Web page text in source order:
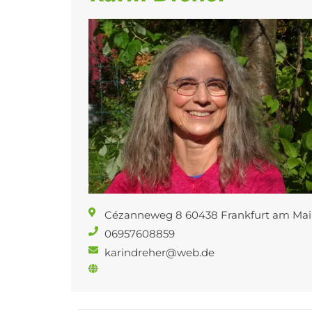
Cézanneweg 8 60438 Frankfurt am
06957608859
karindreher@web.de